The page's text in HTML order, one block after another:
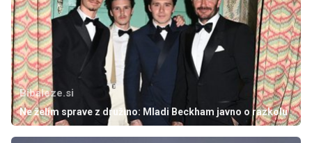
Bibaleze.si
Ne želim sprave z družino: Mladi Beckham javno o razkolu